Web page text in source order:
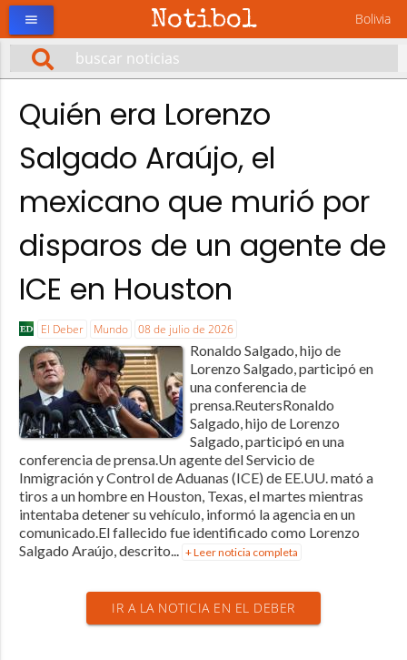
Notibol Bolivia
menu
Quién era Lorenzo
Salgado Araújo, el
mexicano que murió por
disparos de un agente de
ICE en Houston
El Deber Mundo 08 de julio de 2026
Ronaldo Salgado, hijo de
Lorenzo Salgado, participó en
una conferencia de
prensa.ReutersRonaldo
Salgado, hijo de Lorenzo
Salgado, participó en una
conferencia de prensa.Un agente del Servicio de
Inmigración y Control de Aduanas (ICE) de EE.UU. mató a
tiros a un hombre en Houston, Texas, el martes mientras
intentaba detener su vehículo, informó la agencia en un
comunicado.El fallecido fue identificado como Lorenzo
Salgado Araújo, descrito... + Leer noticia completa
IR A LA NOTICIA EN EL DEBER